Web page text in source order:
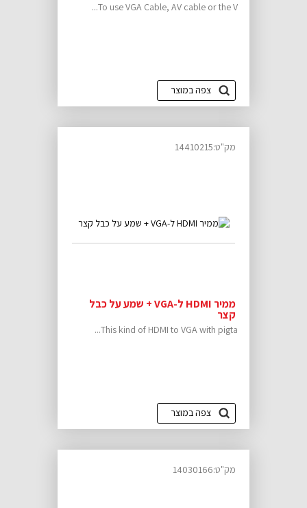
To use VGA Cable, AV cable or the V...
צפה במוצר
ממיר HDMI ל-VGA + שמע על כבל
קצר
This kind of HDMI to VGA with pigta...
צפה במוצר
מק"ט:14410215
מק"ט:14030166